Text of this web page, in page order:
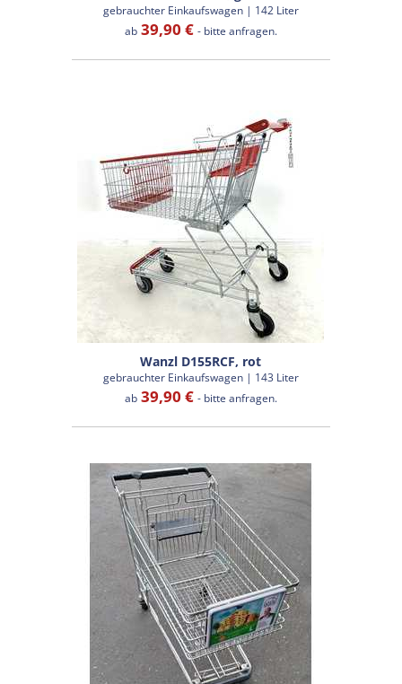
gebrauchter Einkaufswagen | 142 Liter
ab39,90 € - bitte anfragen.
Wanzl D155RCF, rot
gebrauchter Einkaufswagen | 143 Liter
ab39,90 € - bitte anfragen.